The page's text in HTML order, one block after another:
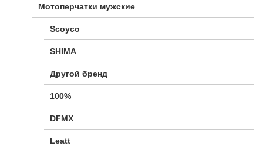
Мотоперчатки мужские
Scoyco
SHIMA
Другой бренд
100%
DFMX
Leatt